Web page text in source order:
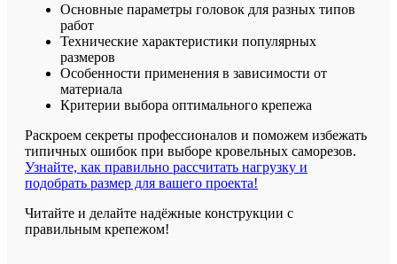
Основные параметры головок для разных типов
работ
Технические характеристики популярных
размеров
Особенности применения в зависимости от
материала
Критерии выбора оптимального крепежа
Раскроем секреты профессионалов и поможем избежать
типичных ошибок при выборе кровельных саморезов.
Узнайте, как правильно рассчитать нагрузку и
подобрать размер для вашего проекта!
Читайте и делайте надёжные конструкции с
правильным крепежом!